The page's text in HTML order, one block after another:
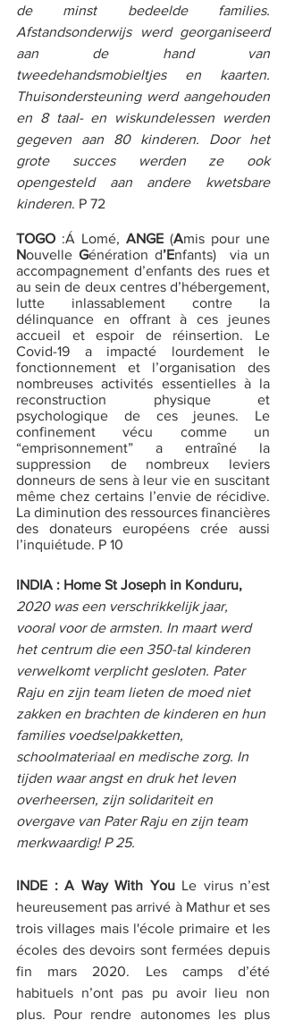
de minst bedeelde families.
Afstandsonderwijs werd georganiseerd
aan de hand van
tweedehandsmobieltjes en kaarten.
Thuisondersteuning werd aangehouden
en 8 taal- en wiskundelessen werden
gegeven aan 80 kinderen. Door het
grote succes werden ze ook
opengesteld aan andere kwetsbare
kinderen. P 72
TOGO :Á Lomé, ANGE (Amis pour une
Nouvelle Génération d’Enfants)  via un
accompagnement d’enfants des rues et
au sein de deux centres d’hébergement,
lutte inlassablement contre la
délinquance en offrant à ces jeunes
accueil et espoir de réinsertion. Le
Covid-19 a impacté lourdement le
fonctionnement et l’organisation des
nombreuses activités essentielles à la
reconstruction physique et
psychologique de ces jeunes. Le
confinement vécu comme un
“emprisonnement” a entraîné la
suppression de nombreux leviers
donneurs de sens à leur vie en suscitant
même chez certains l’envie de récidive.
La diminution des ressources financières
des donateurs européens crée aussi
l’inquiétude. P 10
INDIA : Home St Joseph in Konduru,
2020 was een verschrikkelijk jaar,
vooral voor de armsten. In maart werd
het centrum die een 350-tal kinderen
verwelkomt verplicht gesloten. Pater
Raju en zijn team lieten de moed niet
zakken en brachten de kinderen en hun
families voedselpakketten,
schoolmateriaal en medische zorg. In
tijden waar angst en druk het leven
overheersen, zijn solidariteit en
overgave van Pater Raju en zijn team
merkwaardig! P 25.
INDE : A Way With You Le virus n’est
heureusement pas arrivé à Mathur et ses
trois villages mais l'école primaire et les
écoles des devoirs sont fermées depuis
fin mars 2020. Les camps d’été
habituels n’ont pas pu avoir lieu non
plus. Pour rendre autonomes les plus